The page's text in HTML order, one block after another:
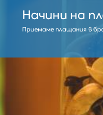
Начини на
Приемаме плащания в